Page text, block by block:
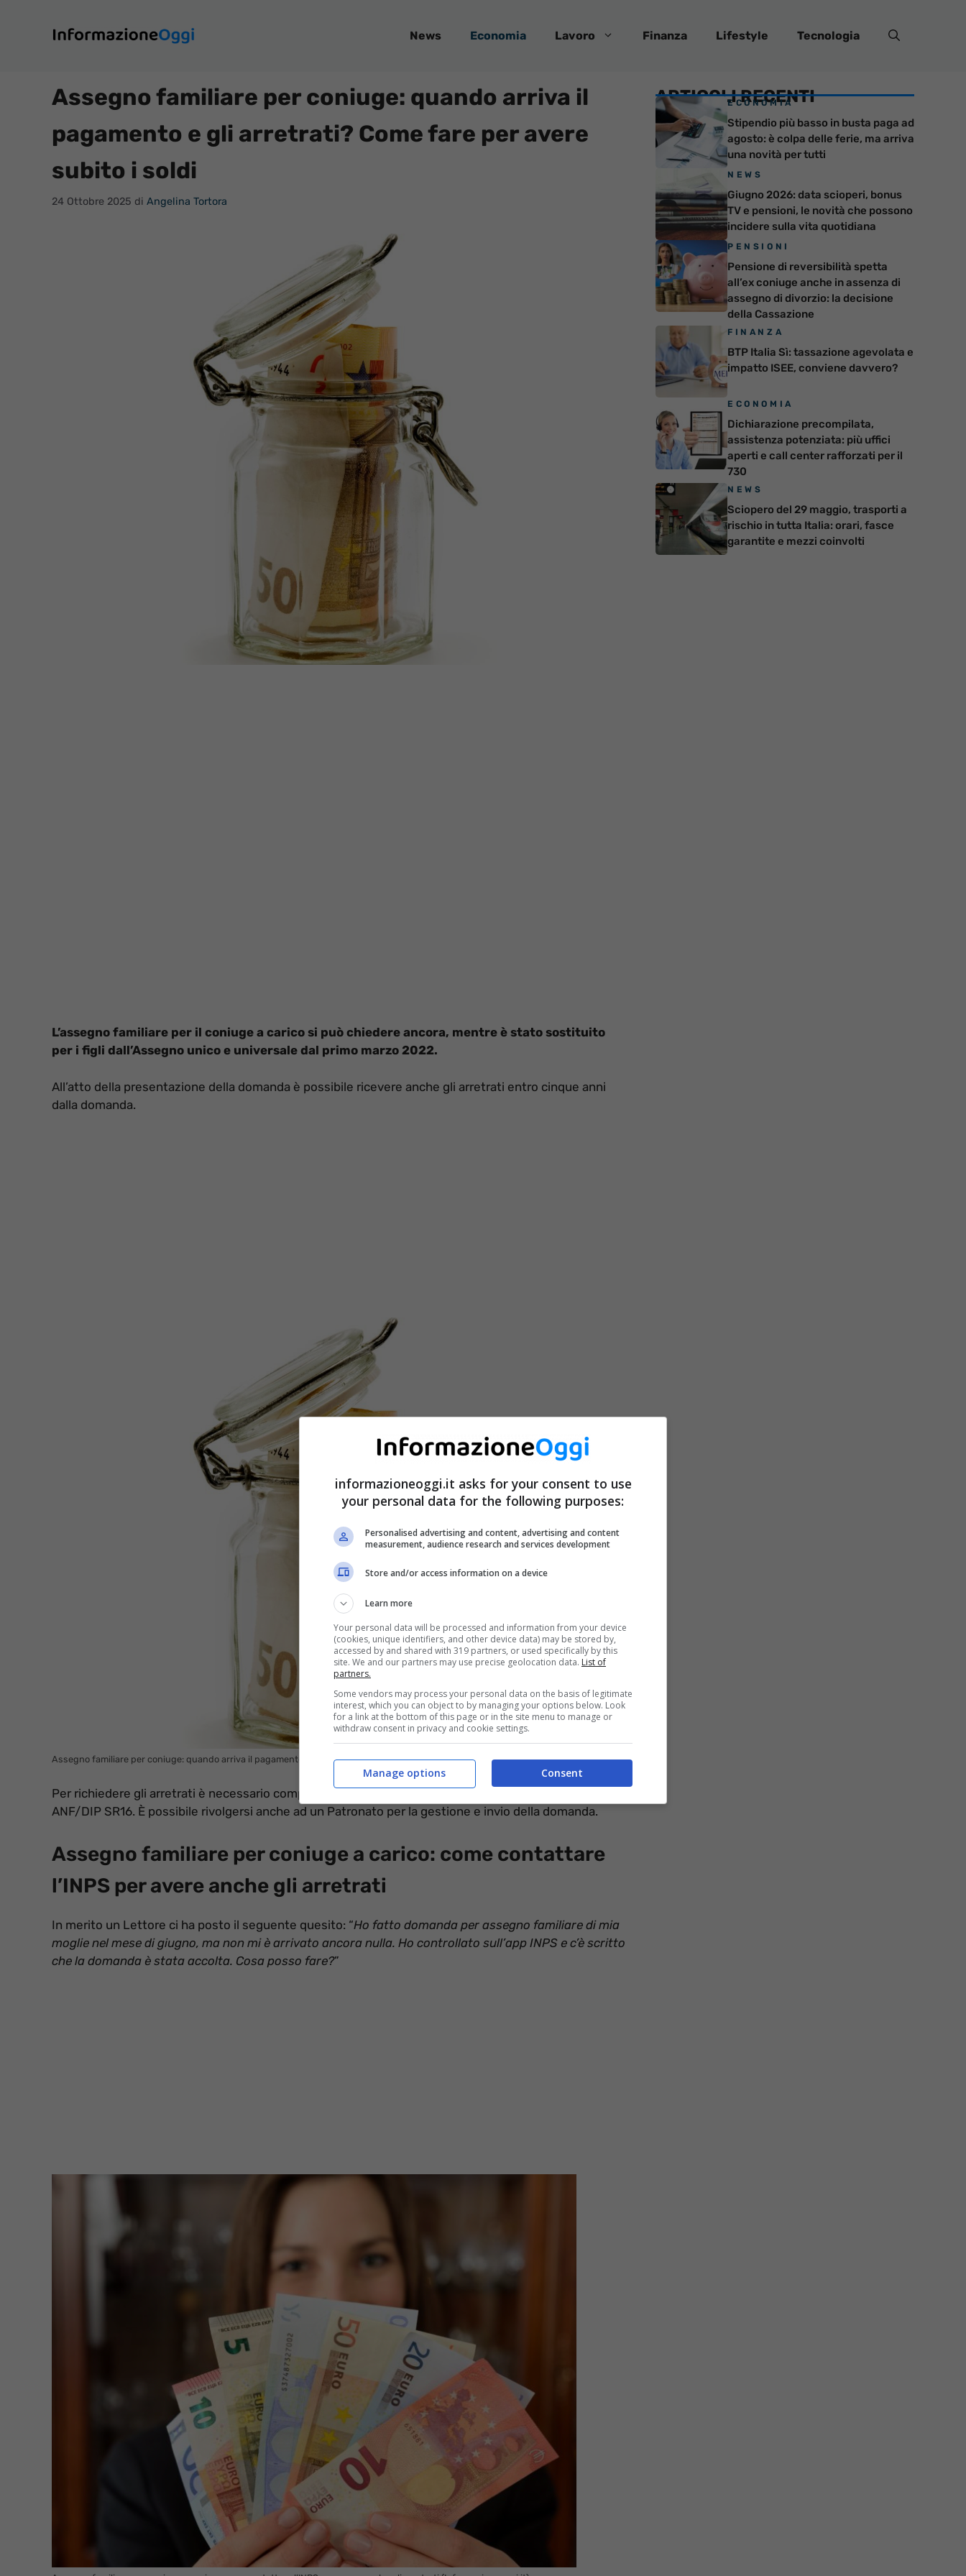
contenuto
News Economia Lavoro Finanza Lifestyle Tecnologia
Assegno familiare per coniuge: quando arriva il
pagamento e gli arretrati? Come fare per avere
subito i soldi
24 Ottobre 2025 di Angelina Tortora
L’assegno familiare per il coniuge a carico si può chiedere ancora, mentre è stato sostituito
per i figli dall’Assegno unico e universale dal primo marzo 2022.
All’atto della presentazione della domanda è possibile ricevere anche gli arretrati entro cinque anni
dalla domanda.
Assegno familiare per coniuge: quando arriva il pagamento e gli arretrati? Come fare per avere subito i soldi
Per richiedere gli arretrati è necessario compilare online, direttamente sul sito INPS, il modello
ANF/DIP SR16. È possibile rivolgersi anche ad un Patronato per la gestione e invio della domanda.
Assegno familiare per coniuge a carico: come contattare
l’INPS per avere anche gli arretrati
In merito un Lettore ci ha posto il seguente quesito: “Ho fatto domanda per assegno familiare di mia
moglie nel mese di giugno, ma non mi è arrivato ancora nulla. Ho controllato sull’app INPS e c’è scritto
che la domanda è stata accolta. Cosa posso fare?”
ARTICOLI RECENTI
ECONOMIA
Stipendio più basso in busta paga ad
agosto: è colpa delle ferie, ma arriva
una novità per tutti
NEWS
Giugno 2026: data scioperi, bonus
TV e pensioni, le novità che possono
incidere sulla vita quotidiana
PENSIONI
Pensione di reversibilità spetta
all’ex coniuge anche in assenza di
assegno di divorzio: la decisione
della Cassazione
FINANZA
BTP Italia Sì: tassazione agevolata e
impatto ISEE, conviene davvero?
ECONOMIA
Dichiarazione precompilata,
assistenza potenziata: più uffici
aperti e call center rafforzati per il
730
NEWS
Sciopero del 29 maggio, trasporti a
rischio in tutta Italia: orari, fasce
garantite e mezzi coinvolti
informazioneoggi.it asks for your consent to use
your personal data for the following purposes:
Personalised advertising and content, advertising and content
measurement, audience research and services development
Store and/or access information on a device
Learn more
Your personal data will be processed and information from your device
(cookies, unique identifiers, and other device data) may be stored by,
accessed by and shared with 319 partners, or used specifically by this
site. We and our partners may use precise geolocation data. List of
partners.
Some vendors may process your personal data on the basis of legitimate
interest, which you can object to by managing your options below. Look
for a link at the bottom of this page or in the site menu to manage or
withdraw consent in privacy and cookie settings.
Consent
Manage options